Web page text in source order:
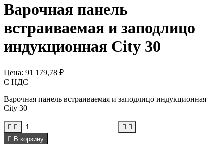
Варочная панель
встраиваемая и заподлицо
индукционная City 30
Цена: 91 179,78 ₽
С НДС
Варочная панель встраиваемая и заподлицо индукционная
City 30
   
 В корзину